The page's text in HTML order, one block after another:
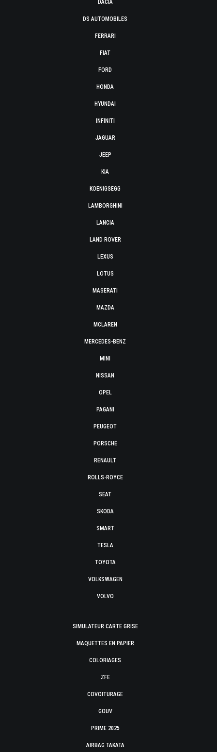
DACIA
DS AUTOMOBILES
FERRARI
FIAT
FORD
HONDA
HYUNDAI
INFINITI
JAGUAR
JEEP
KIA
KOENIGSEGG
LAMBORGHINI
LANCIA
LAND ROVER
LEXUS
LOTUS
MASERATI
MAZDA
MCLAREN
MERCEDES-BENZ
MINI
NISSAN
OPEL
PAGANI
PEUGEOT
PORSCHE
RENAULT
ROLLS-ROYCE
SEAT
SKODA
SMART
TESLA
TOYOTA
VOLKSWAGEN
VOLVO
SIMULATEUR CARTE GRISE
MAQUETTES EN PAPIER
COLORIAGES
ZFE
COVOITURAGE
GOUV
PRIME 2025
AIRBAG TAKATA